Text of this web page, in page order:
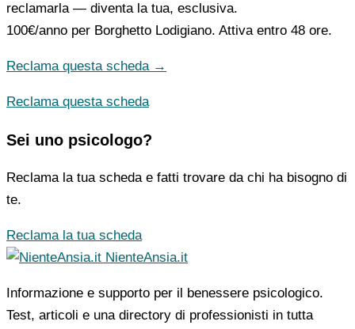
reclamarla — diventa la tua, esclusiva.
100€/anno per Borghetto Lodigiano. Attiva entro 48 ore.
Reclama questa scheda →
Reclama questa scheda
Sei uno psicologo?
Reclama la tua scheda e fatti trovare da chi ha bisogno di
te.
Reclama la tua scheda
NienteAnsia.it
Informazione e supporto per il benessere psicologico.
Test, articoli e una directory di professionisti in tutta